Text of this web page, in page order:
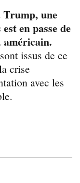
Trump, une
en passe de
américain.
issus de ce
crise
avec les